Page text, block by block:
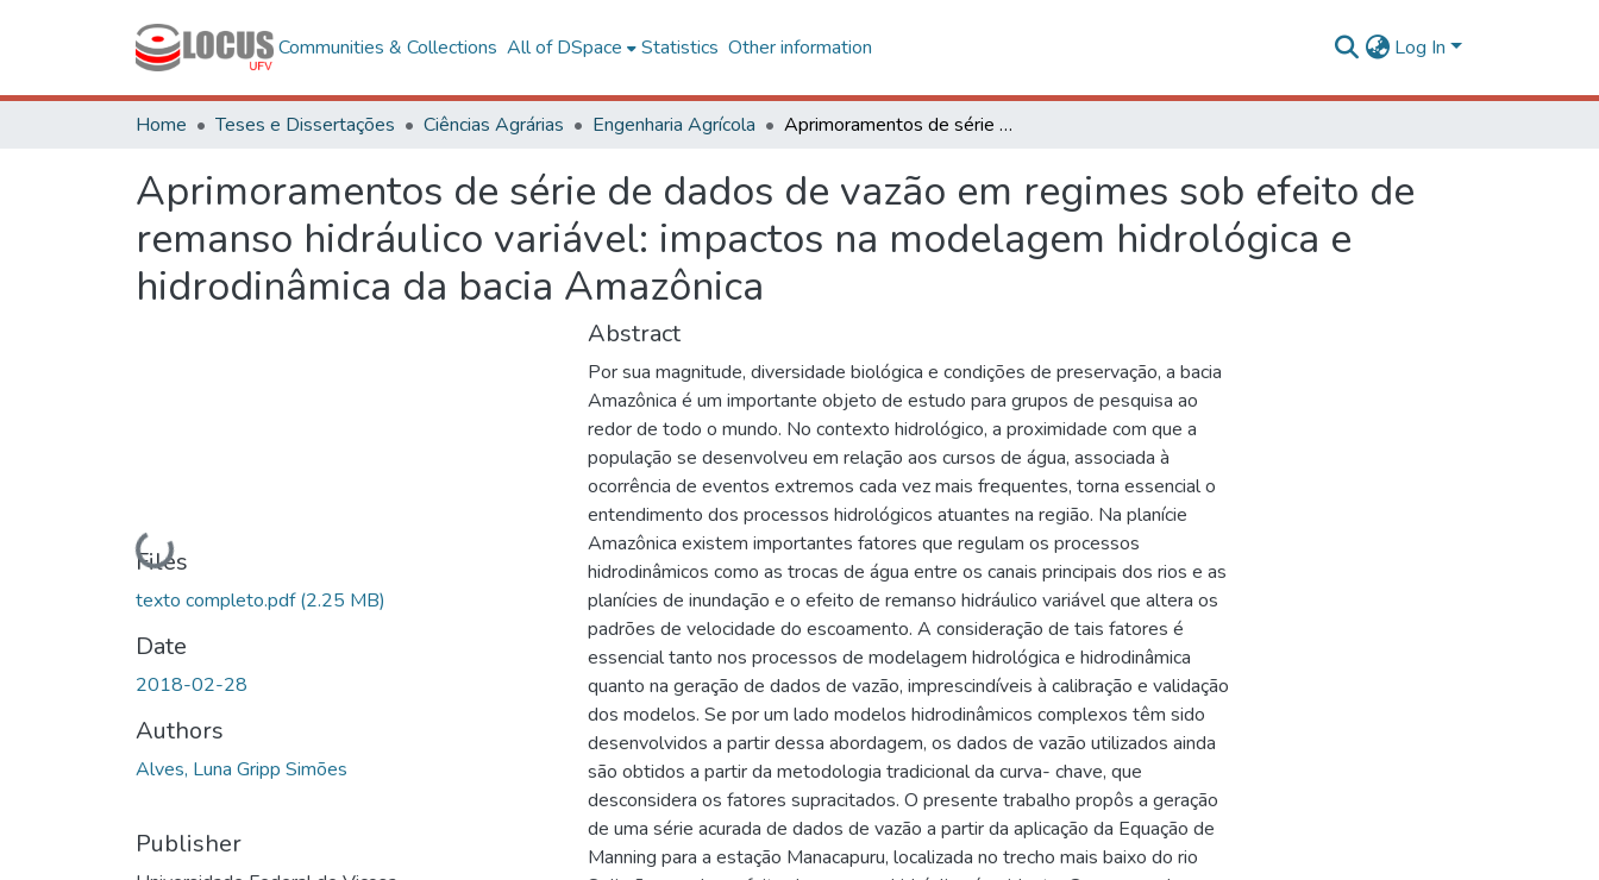
Communities & Collections All of DSpace Statistics Other information Log In
Home Teses e Dissertações Ciências Agrárias Engenharia Agrícola Aprimoramentos de série de dados de vazão em regimes sob efeito de remanso hidráulico variável: impactos na modelagem hidrológica e hidrodinâmica da bacia Amazônica
Aprimoramentos de série de dados de vazão em regimes sob efeito de
remanso hidráulico variável: impactos na modelagem hidrológica e
hidrodinâmica da bacia Amazônica
Loading...
Files
texto completo.pdf(2.25 MB)
Date
2018-02-28
Authors
Alves, Luna Gripp Simões
Publisher
Abstract
Por sua magnitude, diversidade biológica e condições de preservação, a bacia
Amazônica é um importante objeto de estudo para grupos de pesquisa ao
redor de todo o mundo. No contexto hidrológico, a proximidade com que a
população se desenvolveu em relação aos cursos de água, associada à
ocorrência de eventos extremos cada vez mais frequentes, torna essencial o
entendimento dos processos hidrológicos atuantes na região. Na planície
Amazônica existem importantes fatores que regulam os processos
hidrodinâmicos como as trocas de água entre os canais principais dos rios e as
planícies de inundação e o efeito de remanso hidráulico variável que altera os
padrões de velocidade do escoamento. A consideração de tais fatores é
essencial tanto nos processos de modelagem hidrológica e hidrodinâmica
quanto na geração de dados de vazão, imprescindíveis à calibração e validação
dos modelos. Se por um lado modelos hidrodinâmicos complexos têm sido
desenvolvidos a partir dessa abordagem, os dados de vazão utilizados ainda
são obtidos a partir da metodologia tradicional da curva- chave, que
desconsidera os fatores supracitados. O presente trabalho propôs a geração
de uma série acurada de dados de vazão a partir da aplicação da Equação de
Manning para a estação Manacapuru, localizada no trecho mais baixo do rio